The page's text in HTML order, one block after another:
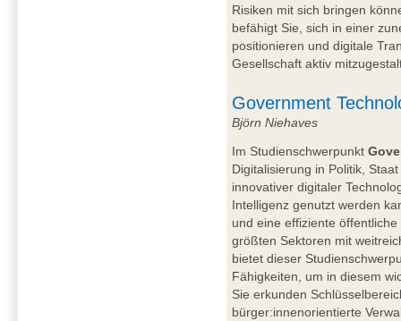
Risiken mit sich bringen
befähigt Sie, sich in einer
positionieren und digitale
Gesellschaft aktiv
Government
Björn Niehaves
Im Studienschwerpunkt
Digitalisierung in Politik,
innovativer digitaler
Intelligenz genutzt werden
und eine effiziente
größten Sektoren mit
bietet dieser
Fähigkeiten, um in diesem
Sie erkunden
bürger:innenorientierte